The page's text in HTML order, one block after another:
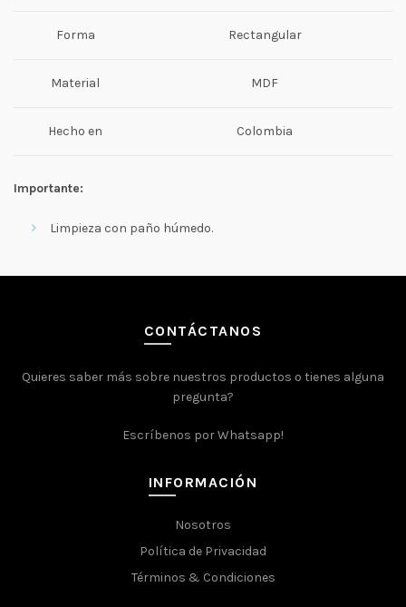
Forma Rectangular
Material MDF
Hecho en Colombia
Importante:
Limpieza con paño húmedo.
CONTÁCTANOS
Quieres saber más sobre nuestros productos o tienes alguna
pregunta?
Escríbenos por Whatsapp!
INFORMACIÓN
Nosotros
Política de Privacidad
Términos & Condiciones